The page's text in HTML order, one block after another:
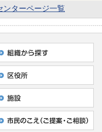
ンターページ一覧